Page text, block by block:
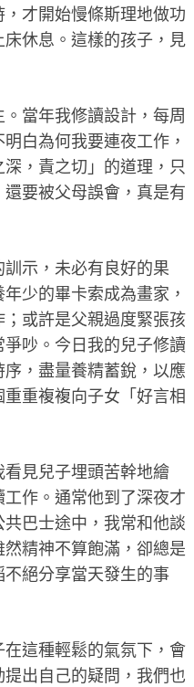
才開始慢條斯理地做功
休息。這樣的孩子，見
當年我修讀設計，每周
白為何我要連夜工作，
，責之切」的道理，只
要被父母誤會，真是有
示，未必有良好的果
少的畢卡索成為畫家，
或許是父親過度緊張孩
吵。今日我的兒子修讀
，盡量養精蓄銳，以應
重複複向子女「好言相
見兒子埋頭苦幹地繪
作。通常他到了深夜才
巴士途中，我常和他談
精神不算飽滿，卻總是
絕分享當天發生的事
這種輕鬆的氣氛下，會
出自己的疑問，我們也